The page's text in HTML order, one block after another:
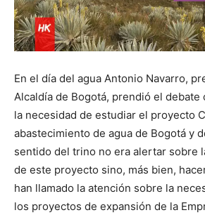
En el día del agua Antonio Navarro,
Alcaldía de Bogotá, prendió el
la necesidad de estudiar el proyecto
abastecimiento de agua de Bogotá y
sentido del trino no era alertar sobre
de este proyecto sino, más bien,
han llamado la atención sobre la
los proyectos de expansión de la